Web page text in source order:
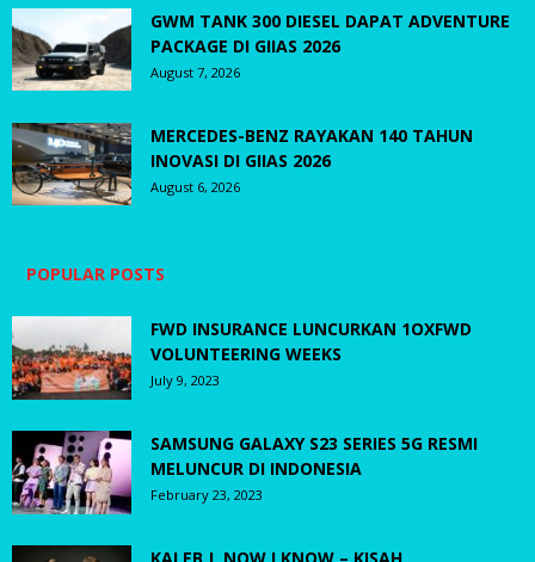
GWM TANK 300 DIESEL DAPAT ADVENTURE
PACKAGE DI GIIAS 2026
August 7, 2026
MERCEDES-BENZ RAYAKAN 140 TAHUN
INOVASI DI GIIAS 2026
August 6, 2026
POPULAR POSTS
FWD INSURANCE LUNCURKAN 1OXFWD
VOLUNTEERING WEEKS
July 9, 2023
SAMSUNG GALAXY S23 SERIES 5G RESMI
MELUNCUR DI INDONESIA
February 23, 2023